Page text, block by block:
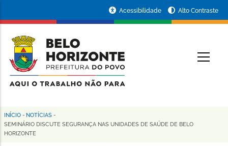
conteúdo
principal
da
Prefeitura
de
Horizonte
Acessibilidade Alto Contraste
Trilha
de
INÍCIO - NOTÍCIAS -
SEMINÁRIO DISCUTE SEGURANÇA NAS UNIDADES DE SAÚDE DE BELO
HORIZONTE